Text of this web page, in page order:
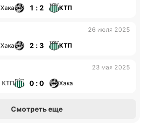
Хака 1 : 2 КТП
26 июля 2025
Хака 2 : 3 КТП
23 мая 2025
КТП 0 : 0 Хака
Смотреть еще